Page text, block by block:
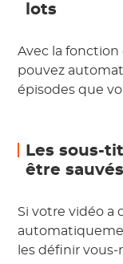
lots
Avec la
pouvez
épisodes que
Les sous-
être sauvés
Si votre vidéo a
les définir